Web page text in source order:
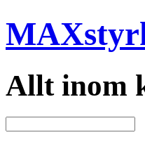
Allt inom